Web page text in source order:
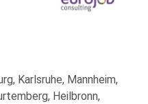
Karlsruhe, Mannheim,
Heilbronn,